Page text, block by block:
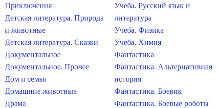
Приключения
Детская литература. Природа
и животные
Детская литература. Сказки
Документальное
Документальное. Прочее
Дом и семья
Домашние животные
Драма
Учеба. Русский язык и
литература
Учеба. Физика
Учеба. Химия
Фантастика
Фантастика. Альтернативная
история
Фантастика. Боевик
Фантастика. Боевые роботы